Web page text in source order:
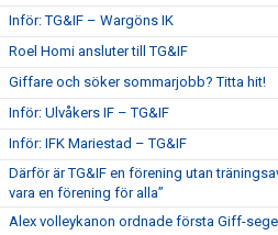
Inför: TG&IF – Wargöns IK
Roel Homi ansluter till TG&IF
Giffare och söker sommarjobb? Titta hit!
Inför: Ulvåkers IF – TG&IF
Inför: IFK Mariestad – TG&IF
Därför är TG&IF en förening utan
vara en förening för alla”
Alex volleykanon ordnade första Giff-